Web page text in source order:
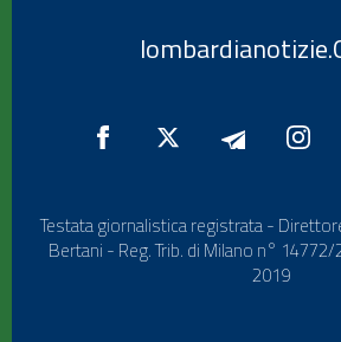
Testata giornalistica registrata -
Bertani - Reg. Trib. di Milano n°
2019